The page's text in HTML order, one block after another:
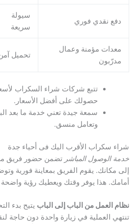
دفع نقدي فوري
سيولة
سريعة
معدات مؤمنة وعمال
مدرّبون
تحميل
تتبع شركات شراء السكراب
حصولك على أفضل الأسعار.
سمعة جيدة تعني خدمة ما بعد
وتعامل منسق.
شراء سكراب الأقرب اليك فى أحياء جدة
خدمة الوصول المباشر تضمن حضور فريق
إلى مكانك. يقوم الفريق بمعاينة فورية
أمامك. هذا يوفر وقتك ويعطيك رؤية واضحة
نظام العمل من الباب إلى الباب يتيح بدء
تنتهي العملية في زيارة واحدة دون حاجة